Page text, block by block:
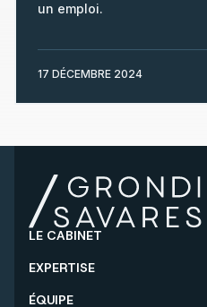
un emploi.
17 DÉCEMBRE 2024
LE CABINET
EXPERTISE
ÉQUIPE